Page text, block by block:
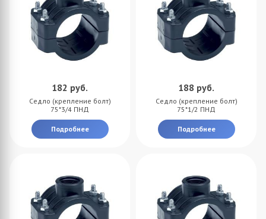
182 руб.
Седло (крепление болт)
75*3/4 ПНД
Подробнее
188 руб.
Седло (крепление болт)
75*1/2 ПНД
Подробнее